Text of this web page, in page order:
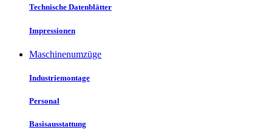
Technische Datenblätter
Impressionen
Maschinenumzüge
Industriemontage
Personal
Basisausstattung